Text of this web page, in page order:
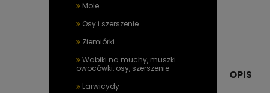
Mole
Osy i szerszenie
Ziemiórki
Wabiki na muchy, muszki
owocówki, osy, szerszenie
Larwicydy
OPIS